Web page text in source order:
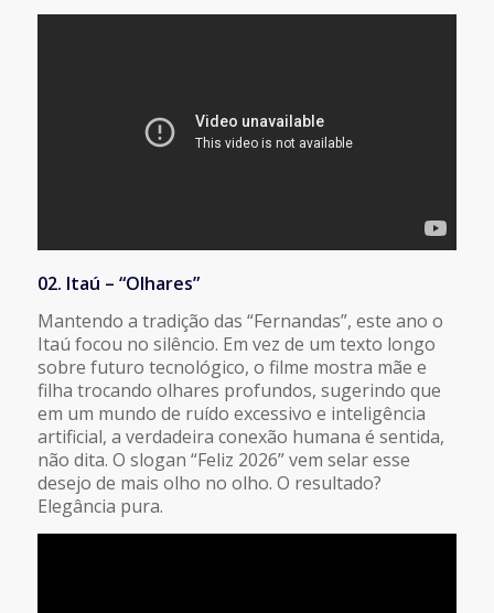
02. Itaú – “Olhares”
Mantendo a tradição das “Fernandas”, este ano o
Itaú focou no silêncio. Em vez de um texto longo
sobre futuro tecnológico, o filme mostra mãe e
filha trocando olhares profundos, sugerindo que
em um mundo de ruído excessivo e inteligência
artificial, a verdadeira conexão humana é sentida,
não dita. O slogan “Feliz 2026” vem selar esse
desejo de mais olho no olho. O resultado?
Elegância pura.